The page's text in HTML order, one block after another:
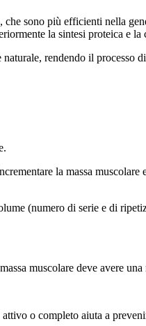
sono più efficienti nella
la sintesi proteica e la
rendendo il processo
la massa muscolare
(numero di serie e di
muscolare deve avere
o completo aiuta a